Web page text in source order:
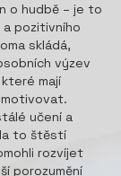
o hudbě – je to
pozitivního
skládá,
výzev
mají
učení a
to štěstí
rozvíjet
porozumění